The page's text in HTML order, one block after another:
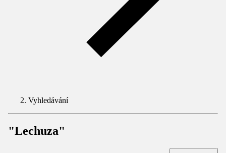
Vyhledávání
"Lechuza"